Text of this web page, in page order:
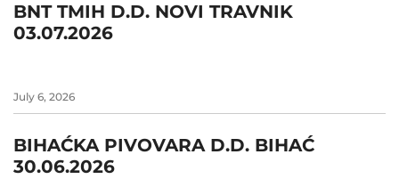
BNT TMIH D.D. NOVI TRAVNIK
03.07.2026
July 6, 2026
BIHAĆKA PIVOVARA D.D. BIHAĆ
30.06.2026